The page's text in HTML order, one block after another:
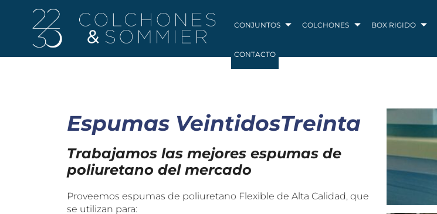
CONJUNTOS COLCHONES BOX RIGIDO
CONTACTO
Espumas VeintidosTreinta
Trabajamos las mejores espumas de
poliuretano del mercado
Proveemos espumas de poliuretano Flexible de Alta Calidad, que
se utilizan para: